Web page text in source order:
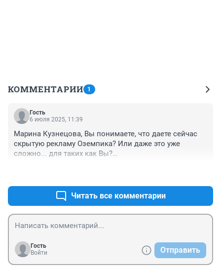
КОММЕНТАРИИ 1
Гость
6 июля 2025, 11:39
Марина Кузнецова, Вы понимаете, что даете сейчас
скрытую рекламу Оземпика? Или даже это уже
сложно... для таких как Вы?
ослепнет? Что у нее откажут ноги, почки?
Или Вы считаете, что можно непроверенную
жидкость типа "вакцин" от Ковида можно вкалывать
в организм не опасаясь последствий?
Читать все комментарии
Гость
Войти
Отправить